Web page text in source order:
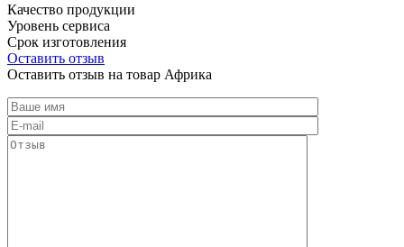
Качество продукции
Уровень сервиса
Срок изготовления
Оставить отзыв
Оставить отзыв на товар Африка